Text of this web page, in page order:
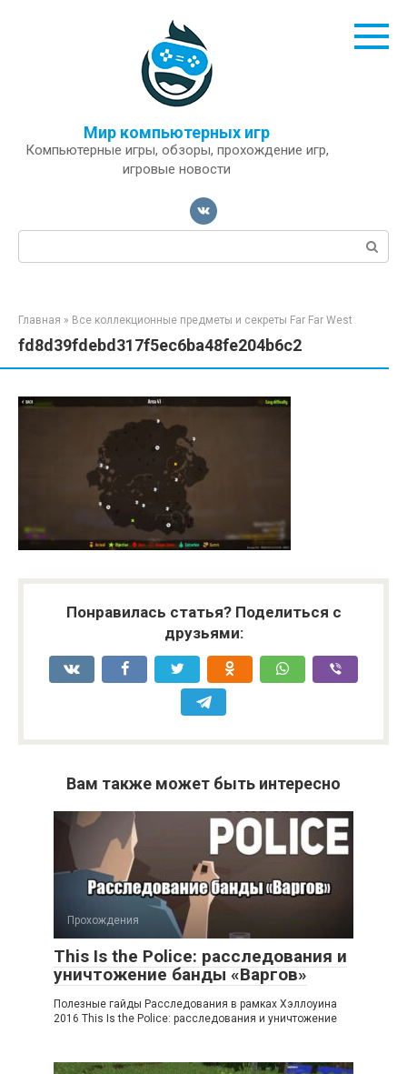
Мир компьютерных игр
Компьютерные игры, обзоры, прохождение игр,
игровые новости
Поиск:
Главная » Все коллекционные предметы и секреты Far Far West
fd8d39fdebd317f5ec6ba48fe204b6c2
Понравилась статья? Поделиться с
друзьями:
Вам также может быть интересно
Прохождения
This Is the Police: расследования и
уничтожение банды «Варгов»
Полезные гайды Расследования в рамках Хэллоуина
2016 This Is the Police: расследования и уничтожение